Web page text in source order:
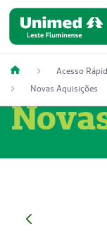
Acesso
Novas Aquisições